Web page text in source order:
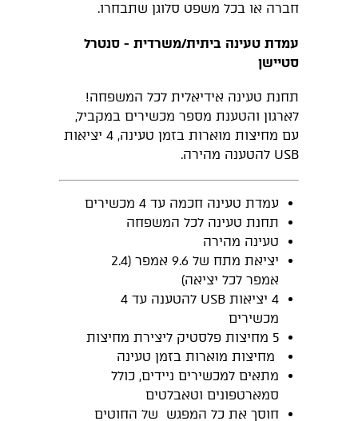
חברה או בכל משפט סלוגן שתבחרו.
עמדת טעינה ביתית/משרדית - סנטרל
סטיישן
תחנת טעינה אידיאלית לכל המשפחה!
לארגון והטענת מספר מכשירים במקביל,
עם מחיצות מוארות בזמן טעינה, 4 יציאות
USB להטענה מהירה.
עמדת טעינה חכמה עד 4 מכשירים
תחנת טעינה לכל המשפחה
טעינה מהירה
יציאת מתח של 9.6 אמפר (2.4
אמפר לכל יציאה)
4 יציאות USB להטענה עד 4
מכשירים
5 מחיצות פלסטיק ליצירת מחיצות
מחיצות מוארות בזמן טעינה
מתאים למכשירים ניידים, כולל
סמארטפונים וטאבלטים
חוסך את כל המפגש של החוטים